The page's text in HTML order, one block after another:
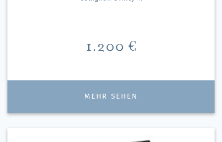
Preis
1.200 €
MEHR SEHEN